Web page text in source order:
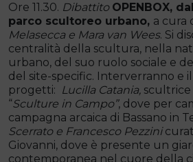
Ore 11.30. Dibattito OPENBOX,
parco scultoreo urbano, a cura
Melasecca e Mara van Wees. Si
centralità della scultura, nella
urbano, del suo ruolo sociale e
del site-specific. Interverranno e
progetti: Lucilla Catania,
“Sculture in Campo”, dove per
campagna arcaica di Bassano in
Scerrato e Francesco Pezzini
Giovanni, dove è presente un
contemporanea nel cuore della